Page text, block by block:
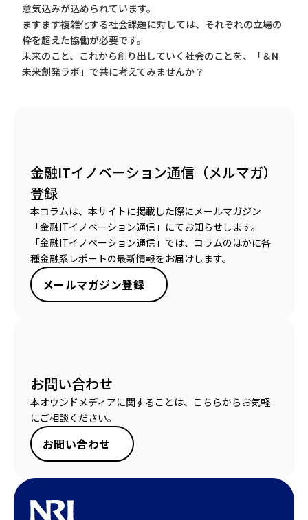
意気込みが込められています。
ますます複雑化する社会課題に対しては、それぞれの立場の
枠を超えた協働が必要です。
未来のこと、これから創り出していく社会のことを、「＆N
未来創発ラボ」で共に考えてみませんか？
金融ITイノベーション通信（メルマガ）
登録
本コラムは、本サイトに掲載した際にメールマガジン
「金融ITイノベーション通信」にてお知らせします。
「金融ITイノベーション通信」では、コラムのほかに各
種金融系レポートの最新情報をお届けします。
メールマガジン登録
お問い合わせ
本オウンドメディアに関することは、こちらからお気軽
にご相談ください。
お問い合わせ